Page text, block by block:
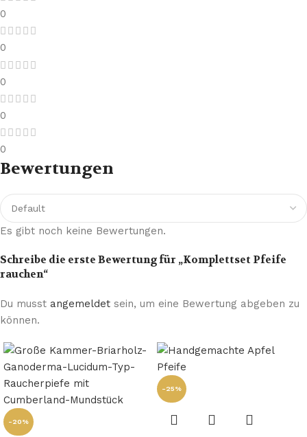
0
0
0
0
0
Bewertungen
Es gibt noch keine Bewertungen.
Schreibe die erste Bewertung für „Komplettset Pfeife
rauchen“
Du musst angemeldet sein, um eine Bewertung abgeben zu
können.
-20%
-25%